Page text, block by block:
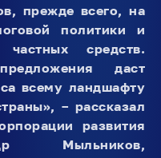
прежде всего, на
политики и
частных средств.
даст
всему ландшафту
– рассказал
развития
Мыльников,